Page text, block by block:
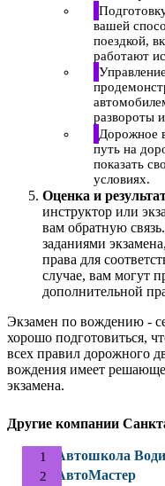
вашей
поездкой,
работают
развороты
Дорожное
путь на
показать
условиях.
Оценка и
инструктор или
вам обратную
заданиями
права для
случае, вам могут
дополнительной
Экзамен по вождению -
хорошо подготовиться,
всех правил дорожного
вождения имеет
экзамена.
Другие компании
Автошкола
АвтоМастер